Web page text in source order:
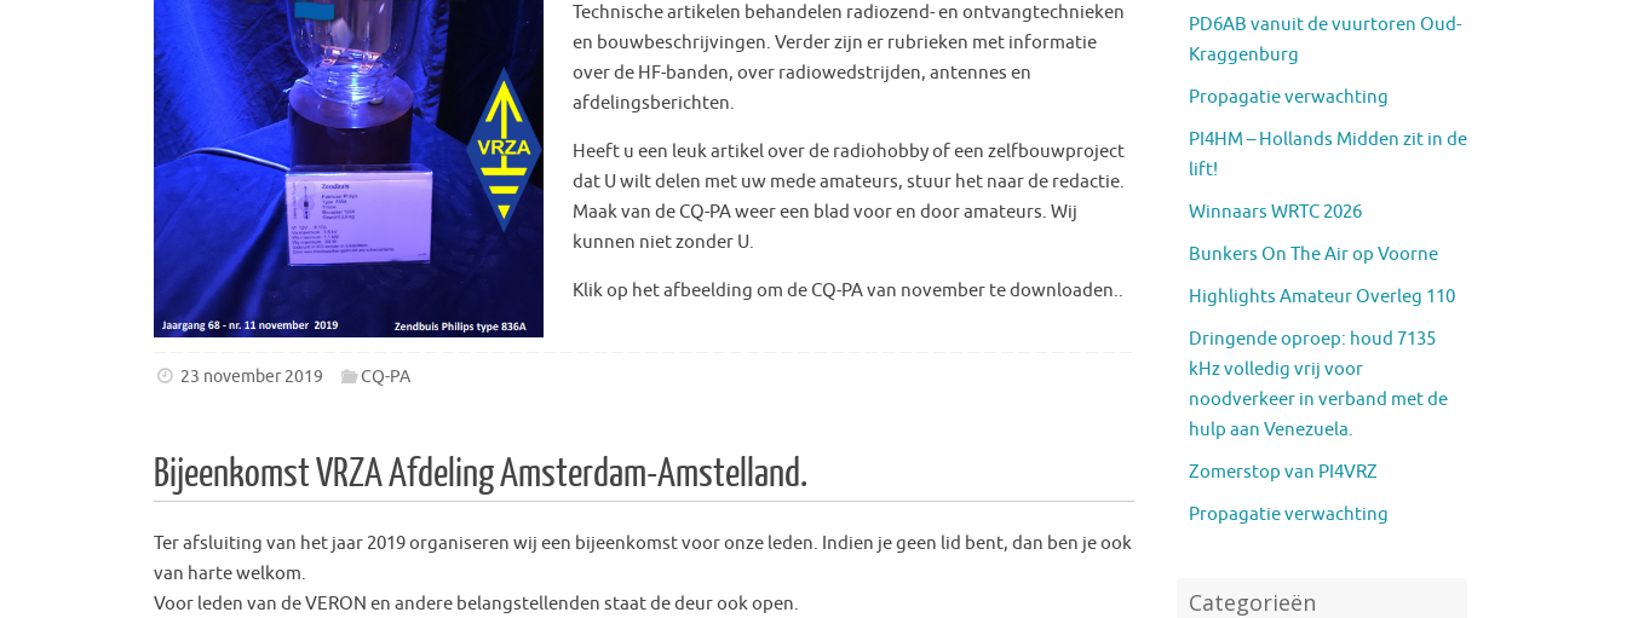
Technische artikelen behandelen radiozend- en ontvangtechnieken
en bouwbeschrijvingen. Verder zijn er rubrieken met informatie
over de HF-banden, over radiowedstrijden, antennes en
afdelingsberichten.
Heeft u een leuk artikel over de radiohobby of een zelfbouwproject
dat U wilt delen met uw mede amateurs, stuur het naar de redactie.
Maak van de CQ-PA weer een blad voor en door amateurs. Wij
kunnen niet zonder U.
Klik op het afbeelding om de CQ-PA van november te downloaden..
23 november 2019 CQ-PA
Bijeenkomst VRZA Afdeling Amsterdam-Amstelland.
Ter afsluiting van het jaar 2019 organiseren wij een bijeenkomst voor onze leden. Indien je geen lid bent, dan ben je ook
van harte welkom.
Voor leden van de VERON en andere belangstellenden staat de deur ook open.
PD6AB vanuit de vuurtoren Oud-
Kraggenburg
Propagatie verwachting
PI4HM – Hollands Midden zit in de
lift!
Winnaars WRTC 2026
Bunkers On The Air op Voorne
Highlights Amateur Overleg 110
Dringende oproep: houd 7135
kHz volledig vrij voor
noodverkeer in verband met de
hulp aan Venezuela.
Zomerstop van PI4VRZ
Propagatie verwachting
Categorieën